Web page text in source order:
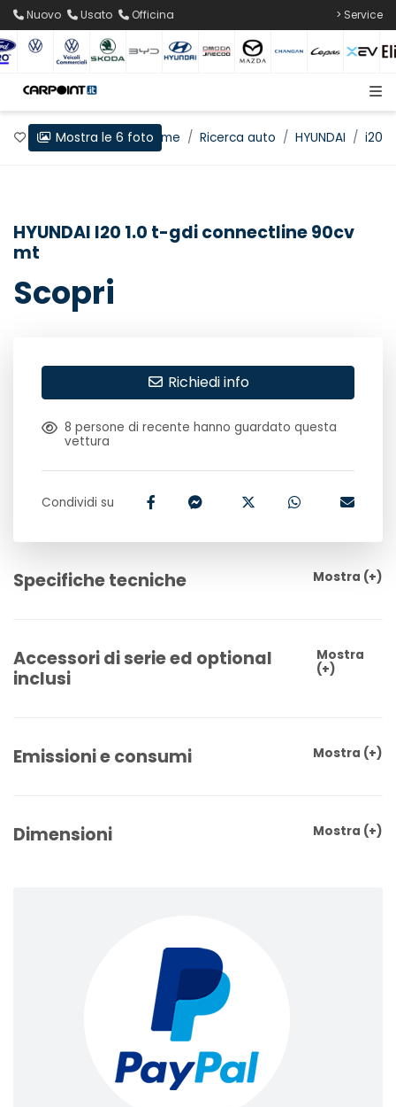
Nuovo Usato Officina > Service
Preferiti Home Ricerca auto HYUNDAI i20
Mostra le 6 foto
HYUNDAI I20 1.0 t-gdi connectline 90cv
mt
Scopri
Richiedi info
8 persone di recente hanno guardato questa
vettura
Condividi su
Specifiche tecniche Mostra (+)
Accessori di serie ed optional
inclusi
Mostra
(+)
Emissioni e consumi Mostra (+)
Dimensioni Mostra (+)